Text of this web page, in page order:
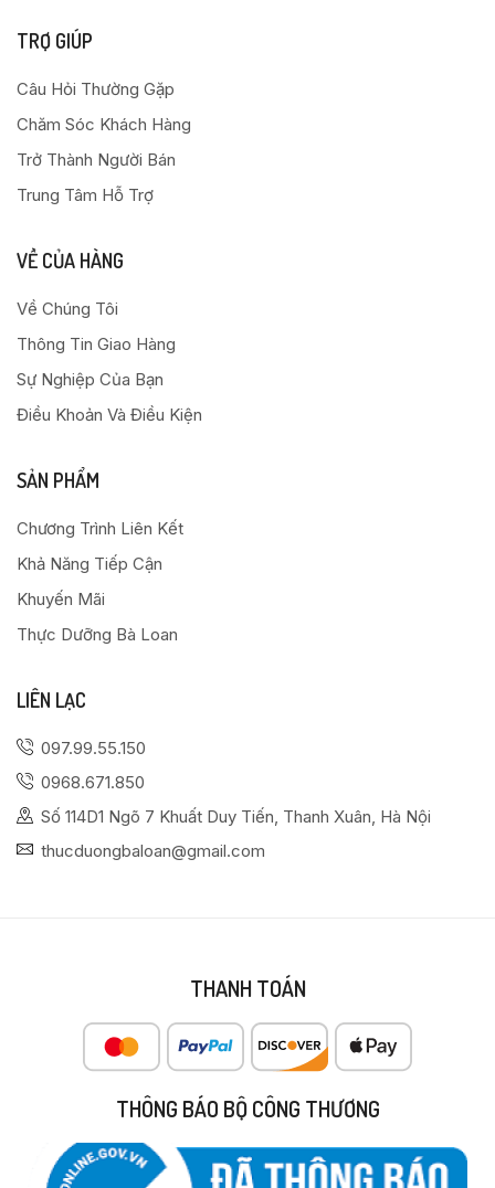
TRỢ GIÚP
Câu Hỏi Thường Gặp
Chăm Sóc Khách Hàng
Trở Thành Người Bán
Trung Tâm Hỗ Trợ
VỀ CỦA HÀNG
Về Chúng Tôi
Thông Tin Giao Hàng
Sự Nghiệp Của Bạn
Điều Khoản Và Điều Kiện
SẢN PHẨM
Chương Trình Liên Kết
Khả Năng Tiếp Cận
Khuyến Mãi
Thực Dưỡng Bà Loan
LIÊN LẠC
097.99.55.150
0968.671.850
Số 114D1 Ngõ 7 Khuất Duy Tiến, Thanh Xuân, Hà Nội
thucduongbaloan@gmail.com
THANH TOÁN
THÔNG BÁO BỘ CÔNG THƯƠNG